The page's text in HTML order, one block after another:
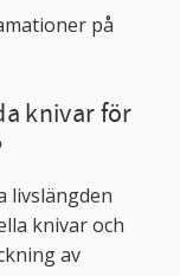
på
knivar för
livslängden
knivar och
av